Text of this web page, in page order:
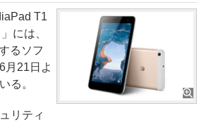
T1
には、
るソフ
月21日よ
る。
リティ